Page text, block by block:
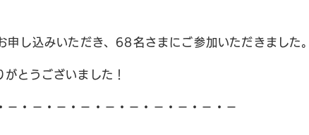
し込みいただき、68名さまにご参加いただきました。
とうございました！
−・−・−・−・−・−・−・−・−・−